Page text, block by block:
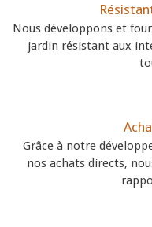
Nous développons et
jardin résistant aux
Grâce à notre
nos achats directs,